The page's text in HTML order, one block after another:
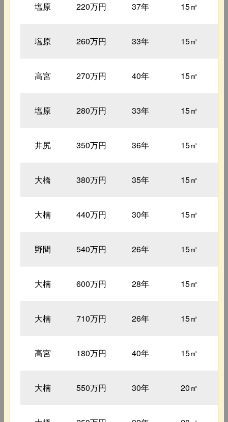
塩原 220万円 37年 15㎡
塩原 260万円 33年 15㎡
高宮 270万円 40年 15㎡
塩原 280万円 33年 15㎡
井尻 350万円 36年 15㎡
大橋 380万円 35年 15㎡
大楠 440万円 30年 15㎡
野間 540万円 26年 15㎡
大楠 600万円 28年 15㎡
大楠 710万円 26年 15㎡
高宮 180万円 40年 15㎡
大楠 550万円 30年 20㎡